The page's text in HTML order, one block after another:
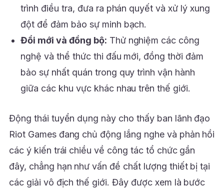
trình điều tra, đưa ra phán quyết và xử lý xung
đột để đảm bảo sự minh bạch.
Đổi mới và đồng bộ: Thử nghiệm các công
nghệ và thể thức thi đấu mới, đồng thời đảm
bảo sự nhất quán trong quy trình vận hành
giữa các khu vực khác nhau trên thế giới.
Động thái tuyển dụng này cho thấy ban lãnh đạo
Riot Games đang chủ động lắng nghe và phản hồi
các ý kiến trái chiều về công tác tổ chức gần
đây, chẳng hạn như vấn đề chất lượng thiết bị tại
các giải vô địch thế giới. Đây được xem là bước